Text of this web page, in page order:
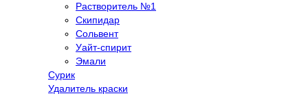
Растворитель №1
Скипидар
Сольвент
Уайт-спирит
Эмали
Сурик
Удалитель краски